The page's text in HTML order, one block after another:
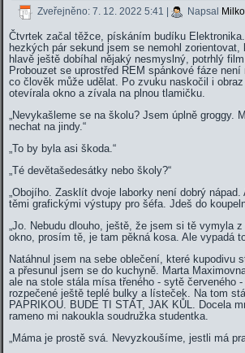
Zveřejněno: 7. 12. 2022 5:41 | Napsal
Čtvrtek začal těžce, pískáním budíku
hezkých pár sekund jsem se nemohl
hlavě ještě dobíhal nějaký nesmyslný, potrhlý
Probouzet se uprostřed REM spánkové fáze
co člověk může udělat. Po zvuku naskočil i
otevírala okno a zívala na plnou tlamičku.
„Nevykašleme se na školu? Jsem úplně groggy.
nechat na jindy.“
„To by byla asi škoda.“
„Té devětašedesátky nebo školy?“
„Obojího. Zasklít dvoje laborky není dobrý nápad.
těmi grafickými výstupy pro šéfa. Jdeš do
„Jo. Nebudu dlouho, ještě, že jsem si tě vymyla
okno, prosím tě, je tam pěkná kosa. Ale vypadá
Natáhnul jsem na sebe oblečení, které kupodivu
a přesunul jsem se do kuchyně. Marta
ale na stole stála mísa třeného - sytě červeného
rozpečené ještě teplé bulky a lísteček. Na tom
PAPRIKOU. BUDE TI STÁT, JAK KŮL. Docela
rameno mi nakoukla soudružka studentka.
„Máma je prostě svá. Nevyzkoušíme, jestli má